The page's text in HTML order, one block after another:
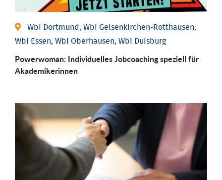
WbI Dortmund, WbI Gelsenkirchen-Rotthausen,
WbI Essen, WbI Oberhausen, WbI Duisburg
Powerwoman: Individu­elles Job­coaching speziell für
Aka­demiker­innen